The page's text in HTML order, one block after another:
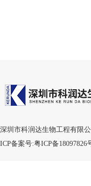
深圳市科润达生物工程有限
ICP备案号:粤ICP备18097826